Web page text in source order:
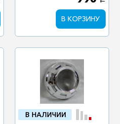
В КОРЗИНУ
В НАЛИЧИИ